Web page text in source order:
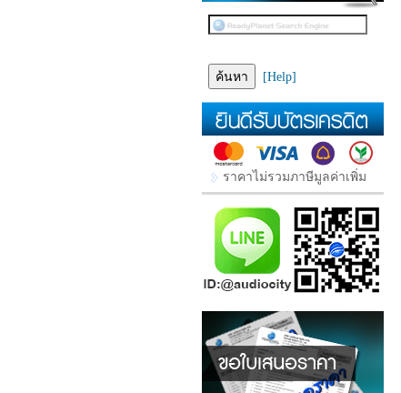
[Help]
ราคาไม่รวมภาษีมูลค่าเพิ่ม